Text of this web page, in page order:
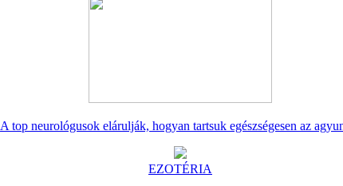
A top neurológusok elárulják, hogyan tartsuk egészségesen az
EZOTÉRIA